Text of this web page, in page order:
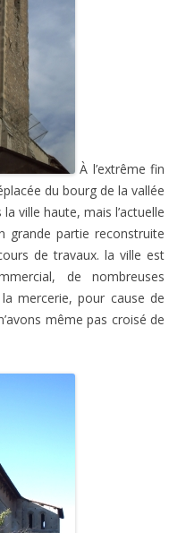
À l’extrême fin
du bourg de la vallée
ville haute, mais l’actuelle
grande partie reconstruite
de travaux. la ville est
de nombreuses
mercerie, pour cause de
même pas croisé de